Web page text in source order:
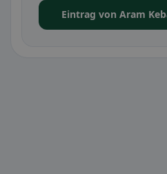
Eintrag von Aram